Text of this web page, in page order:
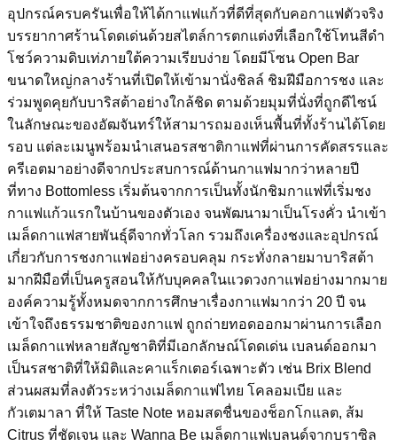
อุปกรณ์ครบครันเพื่อให้ได้กาแฟแก้วที่ดีที่สุดกับคอกาแฟตัวจริง
บรรยากาศร้านโดดเด่นด้วยสไตล์การตกแต่งที่เลือกใช้โทนสีดำ
โชว์ความดิบเท่ภายใต้ความเรียบง่าย โดยมีโซน Open Bar
ขนาดใหญ่กลางร้านที่เปิดให้เข้ามานั่งชิลล์ ชิมฝีมือการชง และ
ร่วมพูดคุยกับบาริสต้าอย่างใกล้ชิด ตามด้วยมุมที่นั่งที่ถูกดีไซน์
ในลักษณะของอัฒจันทร์ให้สามารถมองเห็นพื้นที่ทั้งร้านได้โดย
รอบ แต่ละเมนูพร้อมนำเสนอรสชาติกาแฟที่ผ่านการคัดสรรและ
ครีเอตมาอย่างดีจากประสบการณ์ด้านกาแฟมากว่าหลายปี
ที่ทาง Bottomless เริ่มต้นจากการเป็นทั้งนักชิมกาแฟที่เริ่มชง
กาแฟแก้วแรกในบ้านของตัวเอง จนพัฒนามาเป็นโรงคั่ว นำเข้า
เมล็ดกาแฟสายพันธุ์ดีจากทั่วโลก รวมถึงเครื่องชงและอุปกรณ์
เกี่ยวกับการชงกาแฟอย่างครอบคลุม กระทั่งกลายมาบาริสต้า
มากฝีมือที่เป็นครูสอนให้กับบุคคลในแวดวงกาแฟอย่างมากมาย
องค์ความรู้ทั้งหมดจากการศึกษาเรื่องกาแฟมากว่า 20 ปี จน
เข้าใจถึงธรรมชาติของกาแฟ ถูกถ่ายทอดออกมาผ่านการเลือก
เมล็ดกาแฟหลายสัญชาติที่มีเอกลักษณ์โดดเด่น เบลนด์ออกมา
เป็นรสชาติที่ให้มิติและคาแร็กเตอร์เฉพาะตัว เช่น Brix Blend
ส่วนผสมที่ลงตัวระหว่างเมล็ดกาแฟไทย โคลอมเบีย และ
กัวเตมาลา ที่ให้ Taste Note หอมสดชื่นของช็อกโกแลต, ส้ม
Citrus ที่ชัดเจน และ Wanna Be เมล็ดกาแฟเบลนด์จากบราซิล